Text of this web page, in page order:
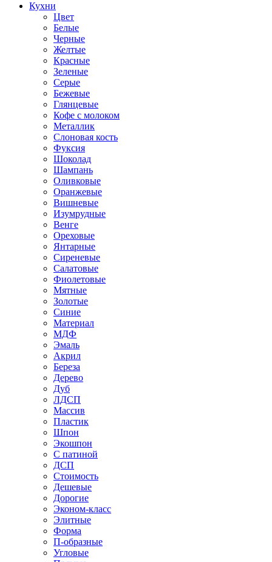
Кухни
Цвет
Белые
Черные
Желтые
Красные
Зеленые
Серые
Бежевые
Глянцевые
Кофе с молоком
Металлик
Слоновая кость
Фуксия
Шоколад
Шампань
Оливковые
Оранжевые
Вишневые
Изумрудные
Венге
Ореховые
Янтарные
Сиреневые
Салатовые
Фиолетовые
Мятные
Золотые
Синие
Материал
МДФ
Эмаль
Акрил
Береза
Дерево
Дуб
ЛДСП
Массив
Пластик
Шпон
Экошпон
С патиной
ДСП
Стоимость
Дешевые
Дорогие
Эконом-класс
Элитные
Форма
П-образные
Угловые